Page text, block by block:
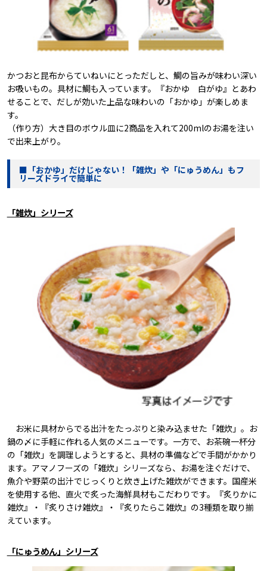
かつおと昆布からていねいにとっただしと、鯛の旨みが味わい深い
お吸いもの。具材に鯛も入っています。『おかゆ 白がゆ』とあわ
せることで、だしが効いた上品な味わいの「おかゆ」が楽しめま
す。
（作り方）大き目のボウル皿に2商品を入れて200mlのお湯を注い
で出来上がり。
■「おかゆ」だけじゃない！「雑炊」や「にゅうめん」もフ
リーズドライで簡単に
「雑炊」シリーズ
お米に具材からでる出汁をたっぷりと染み込ませた「雑炊」。お
鍋の〆に手軽に作れる人気のメニューです。一方で、お茶碗一杯分
の「雑炊」を調理しようとすると、具材の準備などで手間がかかり
ます。アマノフーズの「雑炊」シリーズなら、お湯を注ぐだけで、
魚介や野菜の出汁でじっくりと炊き上げた雑炊ができます。国産米
を使用する他、直火で炙った海鮮具材もこだわりです。『炙りかに
雑炊』・『炙りさけ雑炊』・『炙りたらこ雑炊』の3種類を取り揃
えています。
「にゅうめん」シリーズ